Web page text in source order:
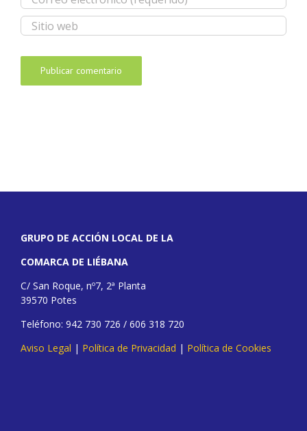
GRUPO DE ACCIÓN LOCAL DE LA
COMARCA DE LIÉBANA
C/ San Roque, nº7, 2ª Planta
39570 Potes
Teléfono: 942 730 726 / 606 318 720
Aviso Legal | Política de Privacidad | Política de Cookies